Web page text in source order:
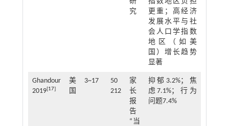
究
更重；高经济
发展水平与社
会人口学指数
地区（如美
国）增长趋势
显著
Ghandour
2019[17]
美
国
3~17
50
212
家
长
报
告
“当
抑郁3.2%；焦
虑7.1%；行为
问题7.4%